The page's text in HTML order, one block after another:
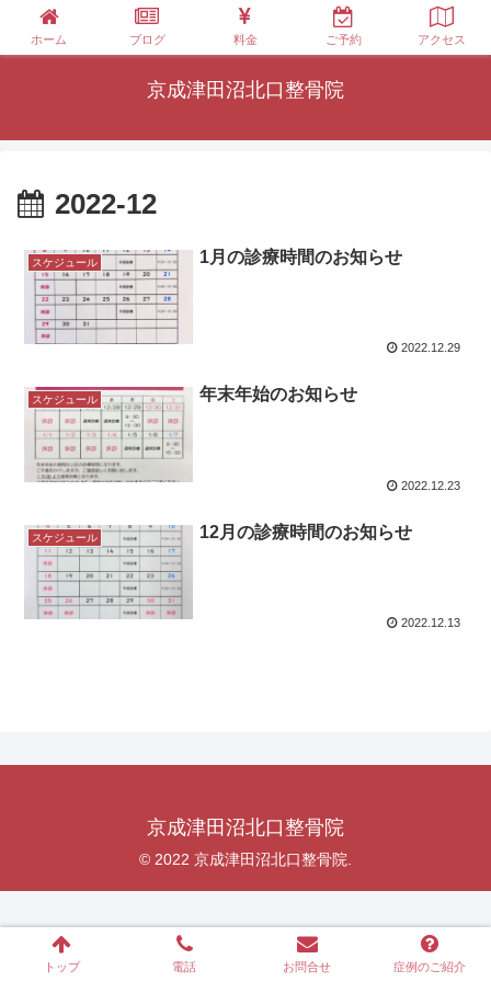
京成津田沼北口整骨院
2022-12
スケジュール 1月の診療時間のお知らせ
2022.12.29
スケジュール 年末年始のお知らせ
2022.12.23
スケジュール 12月の診療時間のお知らせ
2022.12.13
京成津田沼北口整骨院
© 2022 京成津田沼北口整骨院.
ホーム ブログ 料金 ご予約 アクセス
トップ 電話 お問合せ 症例のご紹介